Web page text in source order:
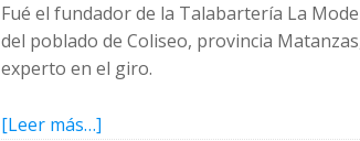
Fué el fundador de la Talabartería La
del poblado de Coliseo, provincia
experto en el giro.
[Leer más…]